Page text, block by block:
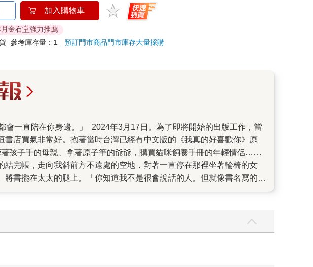
加入購物車
金石堂強力推薦
參考庫存量：1預訂門市商品門市庫存大量採購
店買氣非常好。抱著當時台灣已經有中文版的《我真的好喜歡你》原
孩子手的母親、拿著原子筆的爺爺，購買貓咪飼養手冊的年輕情侶……
完帳，走向我斜前方不遠處的空地，對著一直停在那裡坐著輪椅的女
書擺在太太的腿上。「你知道我不是很會說話的人。但就像書名寫的那
書名所說的——我會永遠陪著你，春夏秋冬，朝花夕拾。內心滿滿的
三段話寫下來，與大家分享。 「你來到了我的生命故事中。這是我最
你在，今天是美好的一天。謝謝你，一直陪在我身邊。」 我在這本書